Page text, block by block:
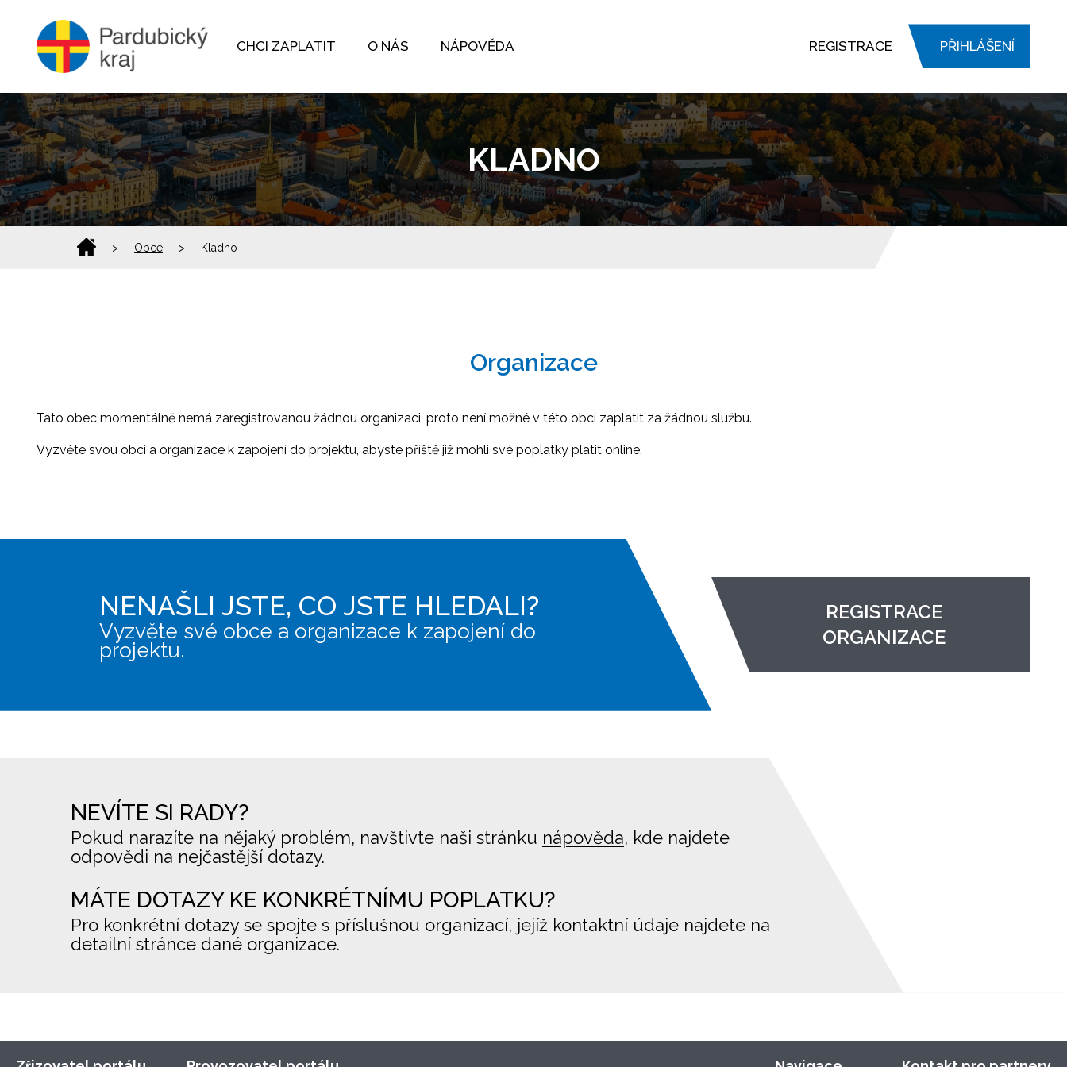
CHCI ZAPLATIT O NÁS NÁPOVĚDA REGISTRACE PŘIHLÁŠENÍ
KLADNO
> Obce > Kladno
Organizace
Tato obec momentálně nemá zaregistrovanou žádnou organizaci, proto není možné v této obci zaplatit za žádnou službu.
Vyzvěte svou obci a organizace k zapojení do projektu, abyste příště již mohli své poplatky platit online.
NENAŠLI JSTE, CO JSTE HLEDALI?
Vyzvěte své obce a organizace k zapojení do
projektu.
REGISTRACE
ORGANIZACE
NEVÍTE SI RADY?
Pokud narazíte na nějaký problém, navštivte naši stránku nápověda, kde najdete
odpovědi na nejčastější dotazy.
MÁTE DOTAZY KE KONKRÉTNÍMU POPLATKU?
Pro konkrétní dotazy se spojte s příslušnou organizací, jejíž kontaktní údaje najdete na
detailní stránce dané organizace.